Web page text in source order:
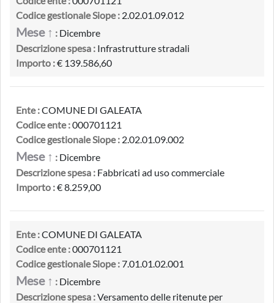
Codice gestionale Siope : 2.02.01.09.012
Mese ↑ : Dicembre
Descrizione spesa : Infrastrutture stradali
Importo :€ 139.586,60
Ente :COMUNE DI GALEATA
Codice ente :000701121
Codice gestionale Siope : 2.02.01.09.002
Mese ↑ : Dicembre
Descrizione spesa : Fabbricati ad uso commerciale
Importo :€ 8.259,00
Ente :COMUNE DI GALEATA
Codice ente :000701121
Codice gestionale Siope :7.01.01.02.001
Mese ↑ : Dicembre
Descrizione spesa :Versamento delle ritenute per